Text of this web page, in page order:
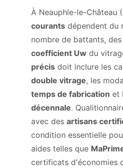
À Neauphle-le-Château
courants dépendent du
nombre de battants,
coefficient Uw du
précis doit inclure les
double vitrage, les
temps de fabrication et
décennale.
avec des artisans
condition essentielle
aides telles que
certificats d'économies